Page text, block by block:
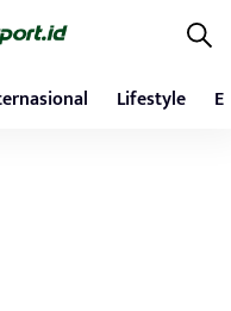
Lifestyle